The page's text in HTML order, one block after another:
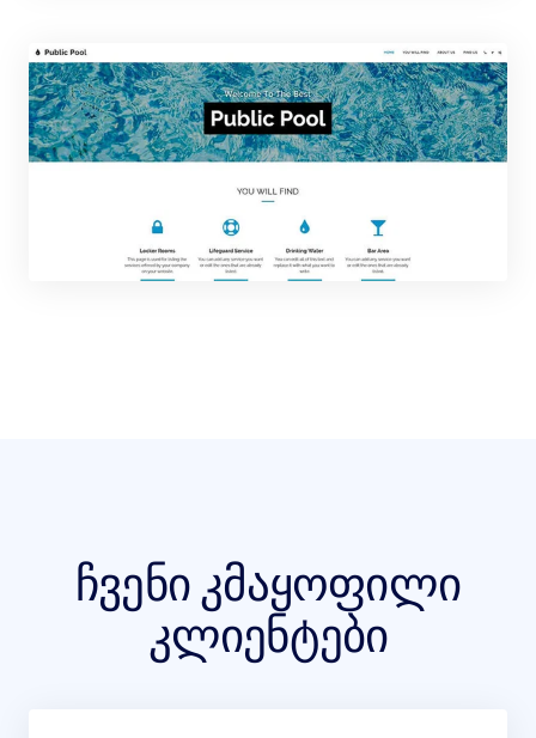
ჩვენი კმაყოფილი
კლიენტები